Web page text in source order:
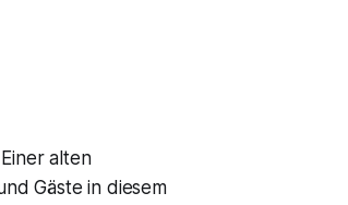
alten
Gäste in diesem